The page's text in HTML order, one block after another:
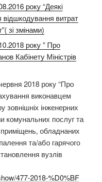
року “Деякі
витрат
зі змінами)
року ” Про
Кабінету Міністрів
2018 року “Про
виконавцем
зовнішніх інженерних
комунальних послуг та
обладнаних
та/або гарячого
вузлів
477-2018-%D0%BF